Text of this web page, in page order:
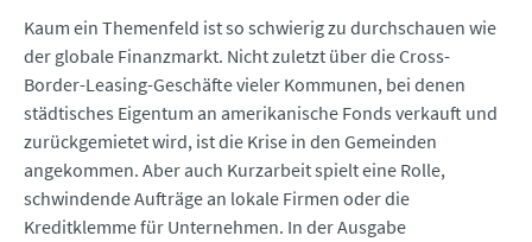
Kaum ein Themenfeld ist so schwierig zu durchschauen wie
der globale Finanzmarkt. Nicht zuletzt über die Cross-
Border-Leasing-Geschäfte vieler Kommunen, bei denen
städtisches Eigentum an amerikanische Fonds verkauft und
zurückgemietet wird, ist die Krise in den Gemeinden
angekommen. Aber auch Kurzarbeit spielt eine Rolle,
schwindende Aufträge an lokale Firmen oder die
Kreditklemme für Unternehmen. In der Ausgabe